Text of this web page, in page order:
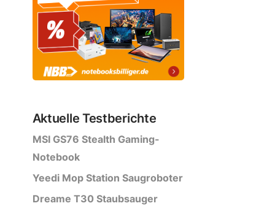
Aktuelle Testberichte
MSI GS76 Stealth Gaming-
Notebook
Yeedi Mop Station Saugroboter
Dreame T30 Staubsauger